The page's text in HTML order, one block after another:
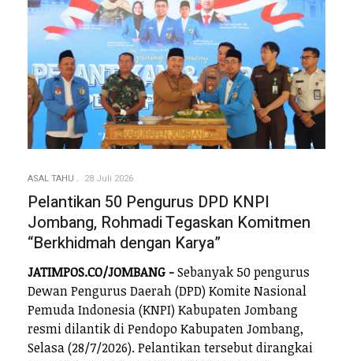
ASAL TAHU 28 Juli 2026
Pelantikan 50 Pengurus DPD KNPI
Jombang, Rohmadi Tegaskan Komitmen
“Berkhidmah dengan Karya”
JATIMPOS.CO/JOMBANG -Sebanyak 50 pengurus
Dewan Pengurus Daerah (DPD) Komite Nasional
Pemuda Indonesia (KNPI) Kabupaten Jombang
resmi dilantik di Pendopo Kabupaten Jombang,
Selasa (28/7/2026). Pelantikan tersebut dirangkai